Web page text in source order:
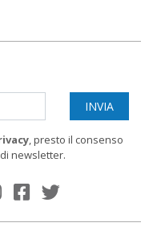
, presto il consenso
newsletter.